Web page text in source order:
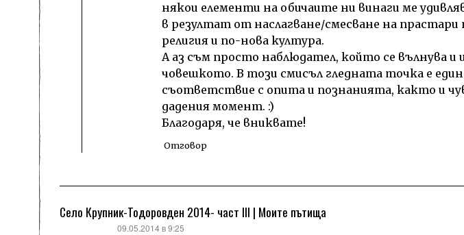
някои елементи на обичаите ни винаги ме
в резултат от наслагване/смесване на прастари
религия и по-нова култура.
А аз съм просто наблюдател, който се вълнува и
човешкото. В този смисъл гледната точка е
съответствие с опита и познанията, както и
дадения момент. :)
Благодаря, че вниквате!
Отговор
Село Крупник-Тодоровден 2014- част III | Моите пътища
09.05.2014 в 9:25